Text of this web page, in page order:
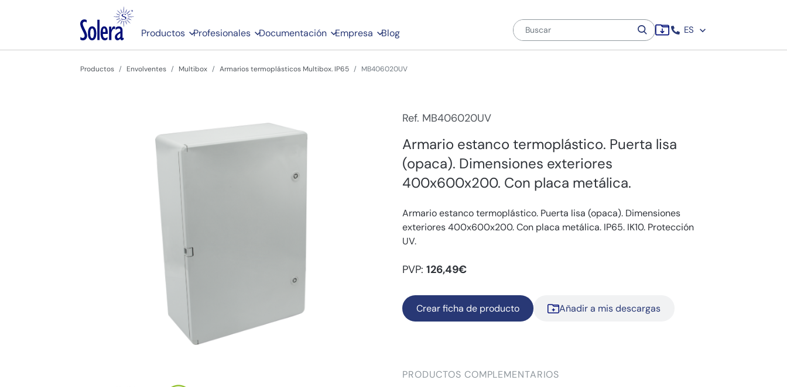
Productos Profesionales Documentación Empresa Blog ES
Productos Envolventes Multibox Armarios termoplásticos Multibox. IP65 MB406020UV
Ref. MB406020UV
Armario estanco termoplástico. Puerta lisa
(opaca). Dimensiones exteriores
400x600x200. Con placa metálica.
Armario estanco termoplástico. Puerta lisa (opaca). Dimensiones
exteriores 400x600x200. Con placa metálica. IP65. IK10. Protección
UV.
PVP: 126,49€
Crear ficha de producto Añadir a mis descargas
PRODUCTOS COMPLEMENTARIOS